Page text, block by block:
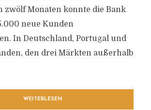
zwölf Monaten konnte die Bank
neue Kunden
In Deutschland, Portugal und
den drei Märkten außerhalb
WEITERLESEN